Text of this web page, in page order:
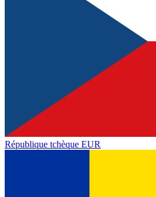
République tchèque EUR